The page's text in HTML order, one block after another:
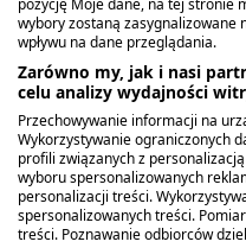
Gorvita, maść
witaminowa A, E, F, 50
ml, tuba
wybory zostaną zasygnalizowane
wpływu na dane przeglądania.
Zarówno my, jak i nasi
celu analizy wydajności
Przechowywanie informacji na
Wykorzystywanie ograniczonych
profili związanych z
wyboru spersonalizowanych
personalizacji treści.
spersonalizowanych treści.
treści. Poznawanie odbiorców